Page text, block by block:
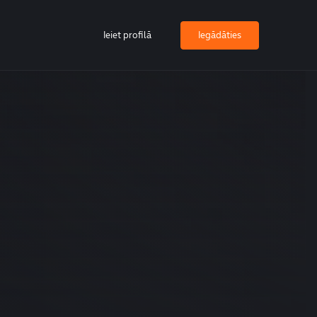
Ieiet profilā Iegādāties